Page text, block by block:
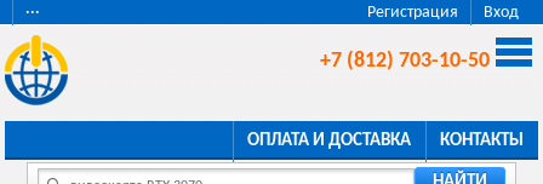
Регистрация Вход
···
+7 (812) 703-10-50
ОПЛАТА И ДОСТАВКА КОНТАКТЫ